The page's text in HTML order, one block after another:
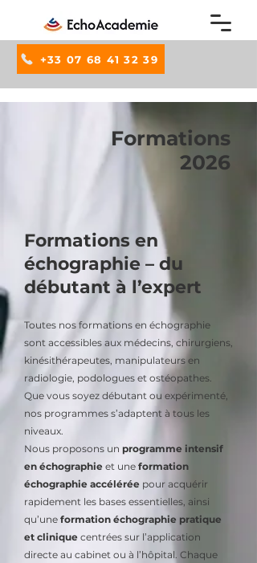
+33 07 68 41 32 39
Formations
2026
Formations en
échographie – du
débutant à l’expert
Toutes nos formations en échographie
sont accessibles aux médecins, chirurgiens,
kinésithérapeutes, manipulateurs en
radiologie, podologues et ostéopathes.
Que vous soyez débutant ou expérimenté,
nos programmes s’adaptent à tous les
niveaux.
Nous proposons un programme intensif
en échographie et une formation
échographie accélérée pour acquérir
rapidement les bases essentielles, ainsi
qu’une formation échographie pratique
et clinique centrées sur l’application
directe au cabinet ou à l’hôpital. Chaque